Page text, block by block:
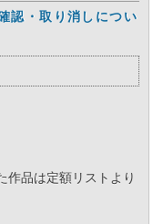
認・取り消しについ
作品は定額リストより